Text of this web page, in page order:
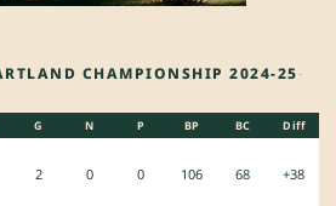
CHAMPIONSHIP 2024-25
G N P BP BC Diff
2 0 0 106 68 +38